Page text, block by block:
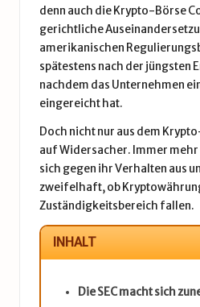
denn auch die Krypto-Börse
gerichtliche
amerikanischen
spätestens nach der jüngsten
nachdem das Unternehmen
eingereicht hat.
Doch nicht nur aus dem
auf Widersacher. Immer
sich gegen ihr Verhalten aus
zweifelhaft, ob
Zuständigkeitsbereich fallen.
INHALT
Die SEC macht sich